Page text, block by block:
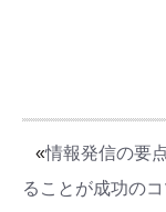
«情報発信の要
ることが成功の